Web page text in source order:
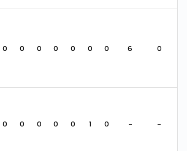
0 0 0 0 0 0 0 6 0
0 0 0 0 0 1 0 - -